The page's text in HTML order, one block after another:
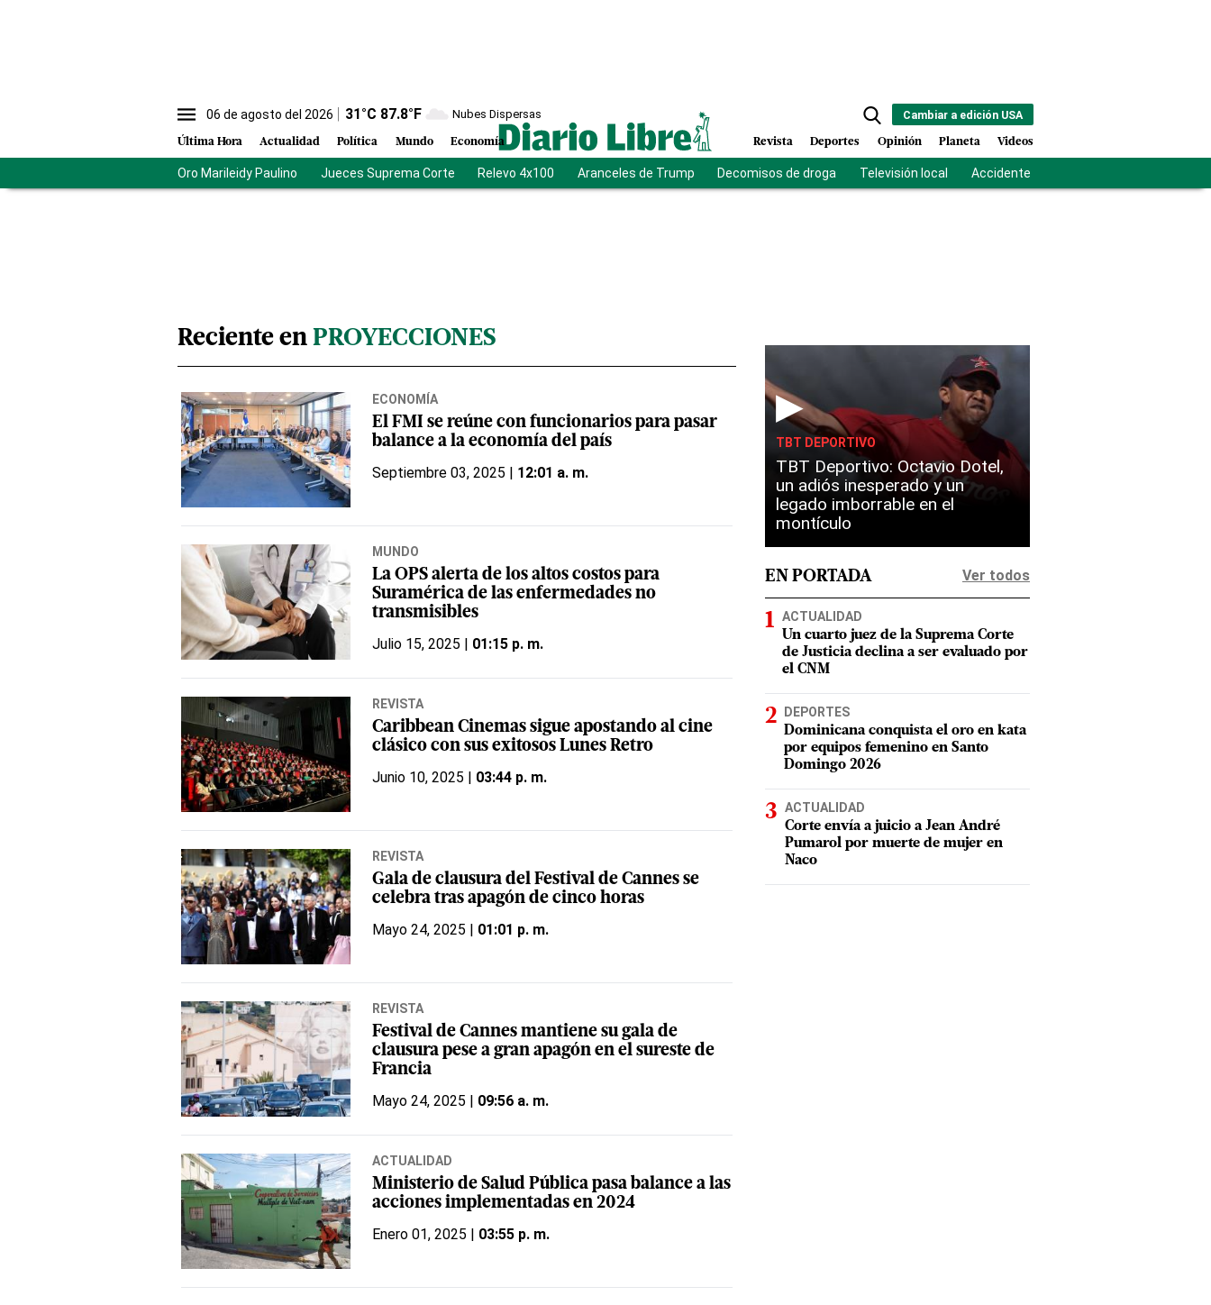
06 de agosto del 2026 31 °C 87.8°F Nubes Dispersas
Última Hora Actualidad Política Mundo Economía
Cambiar a edición USA
Revista Deportes Opinión Planeta Videos
Oro Marileidy Paulino Jueces Suprema Corte Relevo 4x100 Aranceles de Trump Decomisos de droga Televisión local Accidente Los Ríos
Reciente en PROYECCIONES
ECONOMÍA
El FMI se reúne con funcionarios para pasar
balance a la economía del país
Septiembre 03, 2025 | 12:01 a. m.
MUNDO
La OPS alerta de los altos costos para
Suramérica de las enfermedades no
transmisibles
Julio 15, 2025 | 01:15 p. m.
REVISTA
Caribbean Cinemas sigue apostando al cine
clásico con sus exitosos Lunes Retro
Junio 10, 2025 | 03:44 p. m.
REVISTA
Gala de clausura del Festival de Cannes se
celebra tras apagón de cinco horas
Mayo 24, 2025 | 01:01 p. m.
REVISTA
Festival de Cannes mantiene su gala de
clausura pese a gran apagón en el sureste de
Francia
Mayo 24, 2025 | 09:56 a. m.
ACTUALIDAD
Ministerio de Salud Pública pasa balance a las
acciones implementadas en 2024
Enero 01, 2025 | 03:55 p. m.
▶
TBT DEPORTIVO
TBT Deportivo: Octavio Dotel,
un adiós inesperado y un
legado imborrable en el
montículo
EN PORTADA Ver todos
ACTUALIDAD
Un cuarto juez de la Suprema Corte
de Justicia declina a ser evaluado por
el CNM
DEPORTES
Dominicana conquista el oro en kata
por equipos femenino en Santo
Domingo 2026
ACTUALIDAD
Corte envía a juicio a Jean André
Pumarol por muerte de mujer en
Naco